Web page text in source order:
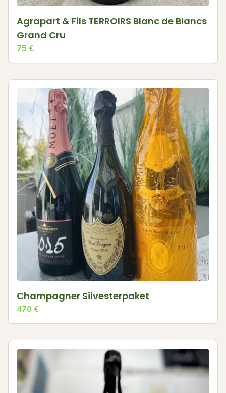
Agrapart & Fils TERROIRS Blanc de Blancs
Grand Cru
75 €
Champagner Silvesterpaket
470 €